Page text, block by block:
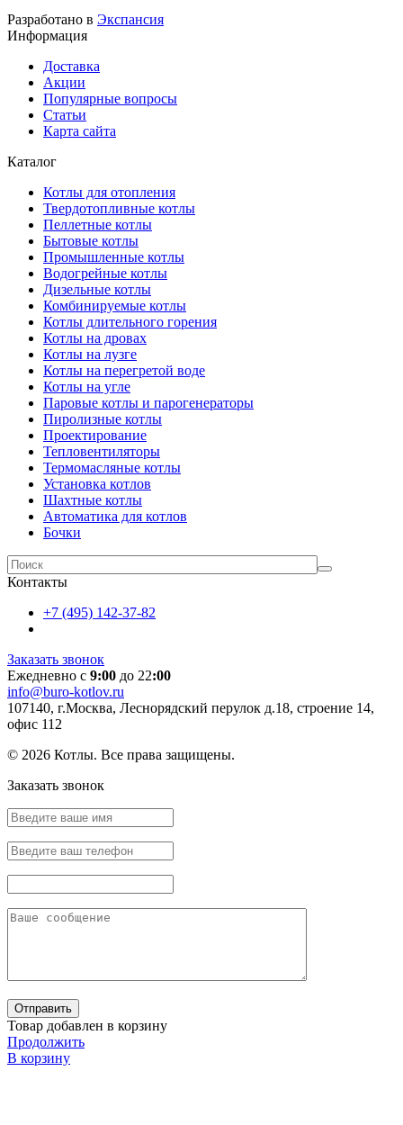
Разработано в Экспансия
Информация
Доставка
Акции
Популярные вопросы
Статьи
Карта сайта
Каталог
Котлы для отопления
Твердотопливные котлы
Пеллетные котлы
Бытовые котлы
Промышленные котлы
Водогрейные котлы
Дизельные котлы
Комбинируемые котлы
Котлы длительного горения
Котлы на дровах
Котлы на лузге
Котлы на перегретой воде
Котлы на угле
Паровые котлы и парогенераторы
Пиролизные котлы
Проектирование
Тепловентиляторы
Термомасляные котлы
Установка котлов
Шахтные котлы
Автоматика для котлов
Бочки
Контакты
+7 (495) 142-37-82
Заказать звонок
Ежедневно с 9:00 до 22:00
info@buro-kotlov.ru
107140, г.Москва, Леснорядский перулок д.18, строение 14,
офис 112
© 2026 Котлы. Все права защищены.
Заказать звонок
Товар добавлен в корзину
Продолжить
В корзину